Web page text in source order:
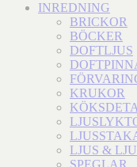
INREDNING
BRICKOR
BÖCKER
DOFTLJUS
KRUKOR
LJUS &
SPEGLAR